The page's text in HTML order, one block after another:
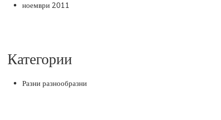
ноември 2011
Категории
Разни разнообразни